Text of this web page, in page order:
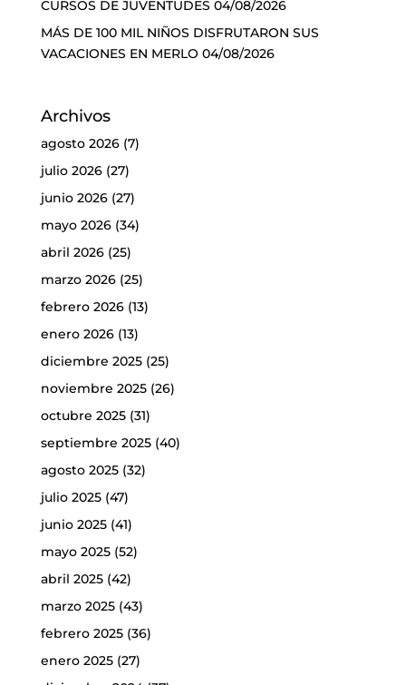
CURSOS DE JUVENTUDES 04/08/2026
MÁS DE 100 MIL NIÑOS DISFRUTARON SUS
VACACIONES EN MERLO 04/08/2026
Archivos
agosto 2026(7)
julio 2026(27)
junio 2026(27)
mayo 2026(34)
abril 2026(25)
marzo 2026(25)
febrero 2026(13)
enero 2026(13)
diciembre 2025(25)
noviembre 2025(26)
octubre 2025(31)
septiembre 2025(40)
agosto 2025(32)
julio 2025(47)
junio 2025(41)
mayo 2025(52)
abril 2025(42)
marzo 2025(43)
febrero 2025(36)
enero 2025(27)